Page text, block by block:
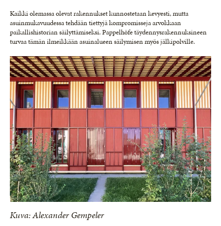
Kaikki olemassa olevat rakennukset kunnostetaan kevyesti, mutta
asuinmukavuudessa tehdään tiettyjä kompromisseja arvokkaan
paikallishistorian säilyttämiseksi. Pappelhöfe täydennysrakennuksineen
turvaa tämän ilmeikkään asuinalueen säilymisen myös jälkipolville.
Kuva: Alexander Gempeler